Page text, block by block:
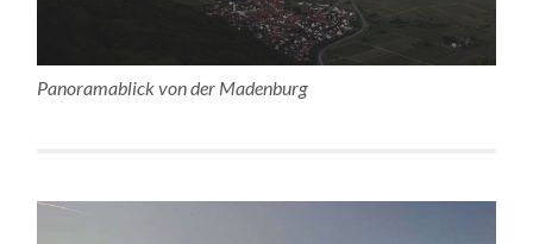
Panoramablick von der Madenburg